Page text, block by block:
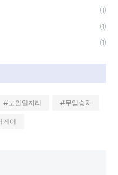
(1)
(1)
(1)
#노인일자리
#무임승차
케어